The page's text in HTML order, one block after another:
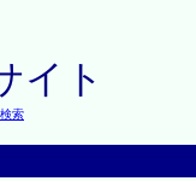
イト
索